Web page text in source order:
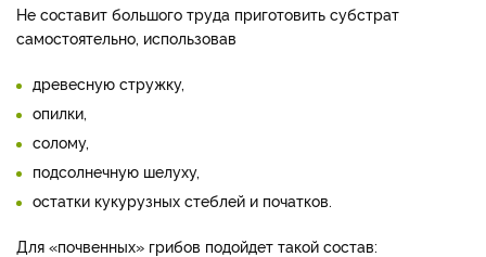
Не составит большого труда приготовить субстрат
самостоятельно, использовав
древесную стружку,
опилки,
солому,
подсолнечную шелуху,
остатки кукурузных стеблей и початков.
Для «почвенных» грибов подойдет такой состав: